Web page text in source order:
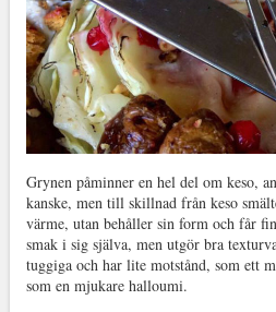
Grynen påminner en hel del om keso,
kanske, men till skillnad från keso
värme, utan behåller sin form och får
smak i sig själva, men utgör bra
tuggiga och har lite motstånd, som ett
som en mjukare halloumi.